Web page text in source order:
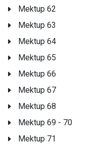
Mektup 62
Mektup 63
Mektup 64
Mektup 65
Mektup 66
Mektup 67
Mektup 68
Mektup 69 - 70
Mektup 71